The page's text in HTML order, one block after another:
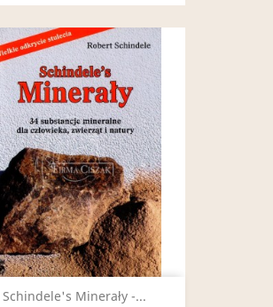
Schindele's Minerały -...